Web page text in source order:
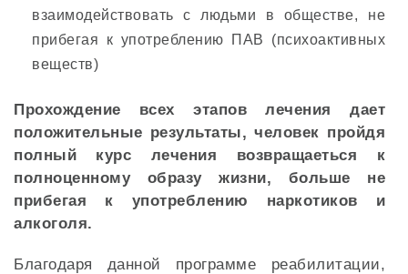
взаимодействовать с людьми в обществе, не
прибегая к употреблению ПАВ (психоактивных
веществ)
Прохождение всех этапов лечения дает
положительные результаты, человек пройдя
полный курс лечения возвращаеться к
полноценному образу жизни, больше не
прибегая к употреблению наркотиков и
алкоголя.
Благодаря данной программе реабилитации,